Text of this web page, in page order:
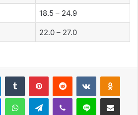
18.5 – 24.9
22.0 – 27.0
LinkedInTumblr PinterestReddit VKontakte
MessengerWhatsAppTelegramViber Line E-Posta ile